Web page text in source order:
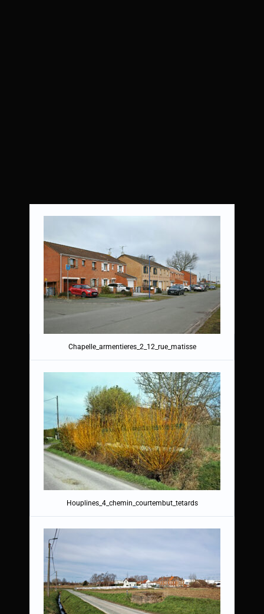
Chapelle_armentieres_2_12_rue_matisse
Houplines_4_chemin_courtembut_tetards